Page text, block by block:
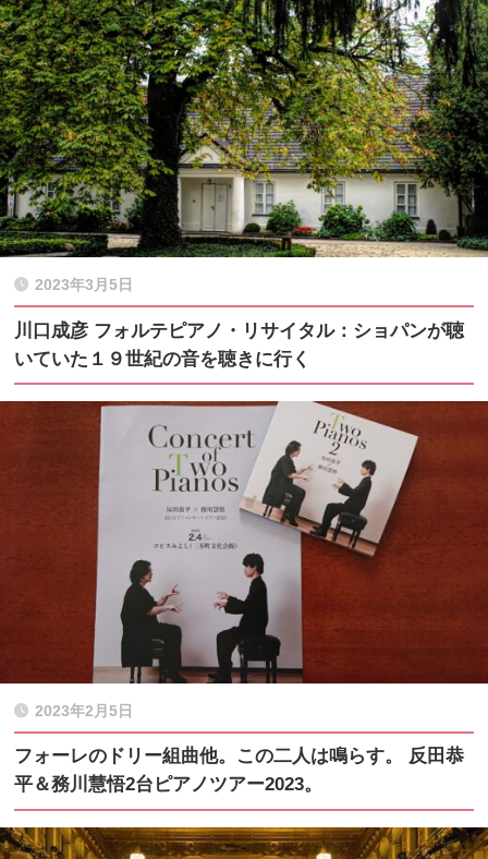
2023年3月5日
川口成彦 フォルテピアノ・リサイタル：ショパンが聴
いていた１９世紀の音を聴きに行く
2023年2月5日
フォーレのドリー組曲他。この二人は鳴らす。 反田恭
平＆務川慧悟2台ピアノツアー2023。